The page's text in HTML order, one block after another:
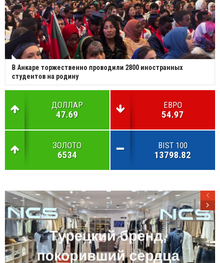
В Анкаре торжественно проводили 2800 иностранных
студентов на родину
ДОЛЛАР
47.69
ЕВРО
54.97
ЗОЛОТО
6534
BIST 100
13798.82